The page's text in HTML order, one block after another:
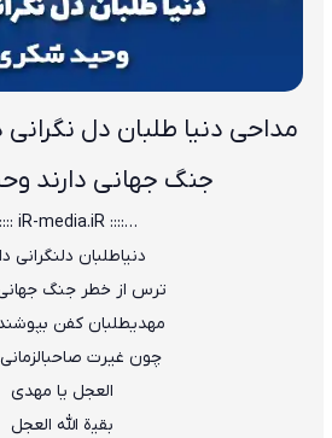
مداحی دنیا طلبان دل
ﺟﻨﮓ ﺟﻬﺎﻧﻰ دارﻧﺪ
…:::: iR-media.iR ::::…
دﻧﻴﺎﻃﻠﺒﺎن دﻟﻨﮕﺮاﻧﻰ
ﺗﺮس از ﺧﻄﺮ ﺟﻨﮓ ﺟﻬﺎﻧﻰ
ﻣﻬﺪﻳﻄﻠﺒﺎن ﻛﻔﻦ
ﭼﻮن ﻏﻴﺮت ﺻﺎﺣﺒﺎﻟﺰﻣﺎﻧﻰ
اﻟﻌﺠﻞ ﻳﺎ ﻣﻬﺪی
ﺑﻘﻴة اﻟﻠﻪ اﻟﻌﺠﻞ